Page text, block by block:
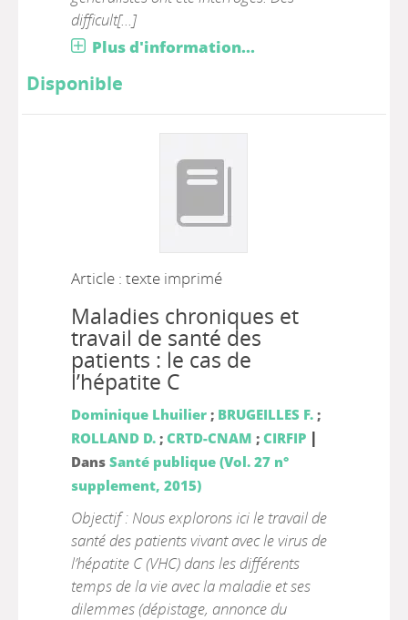
difficult[...]
Plus d'information...
Disponible
Article : texte imprimé
Maladies chroniques et
travail de santé des
patients : le cas de
l’hépatite C
Dominique Lhuilier; BRUGEILLES F.;
ROLLAND D.; CRTD-CNAM ; CIRFIP |
Dans Santé publique (Vol. 27 n°
supplement, 2015)
Objectif : Nous explorons ici le travail de
santé des patients vivant avec le virus de
l’hépatite C (VHC) dans les différents
temps de la vie avec la maladie et ses
dilemmes (dépistage, annonce du